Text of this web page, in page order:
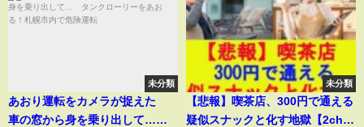
未分類
あおり運転をカメラが捉えた
車の窓から身を乗り出して…
未分類
【悲報】喫茶店、300円で通える
疑似スナックと化す地獄【2chま